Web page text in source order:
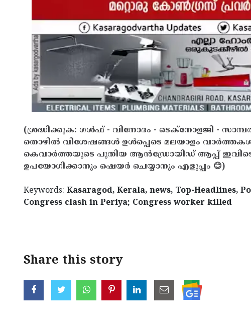
(ശ്രദ്ധിക്കുക: ഗൾഫ് - വിനോദം - ടെക്നോളജി -
തൊഴിൽ വിശേഷങ്ങൾ ഉൾപ്പെടെ മലയാളം
കെവാർത്തയുടെ പുതിയ ആൻഡ്രോയിഡ് ആപ്പ്
ഉപയോഗിക്കാനും ഷെയർ ചെയ്യാനും എളുപ്പം 😊)
Keywords: Kasaragod, Kerala, news, Top-Headlines,
Congress clash in Periya; Congress worker killed
Share this story